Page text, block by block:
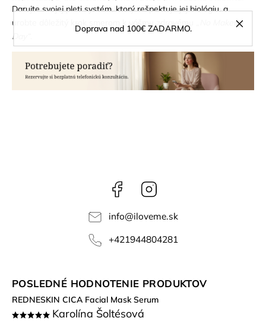
Doprava nad 100€ ZADARMO.
Darujte svojej pleti systém, ktorý rešpektuje jej biológiu, a
urobte dôležitý krok smerom k vášmu zdravému
„No Makeup
Day“
Facebook
info@iloveme.sk
+421944804281
POSLEDNÉ HODNOTENIE PRODUKTOV
REDNESKIN CICA Facial Mask Serum
Karolína Šoltésová